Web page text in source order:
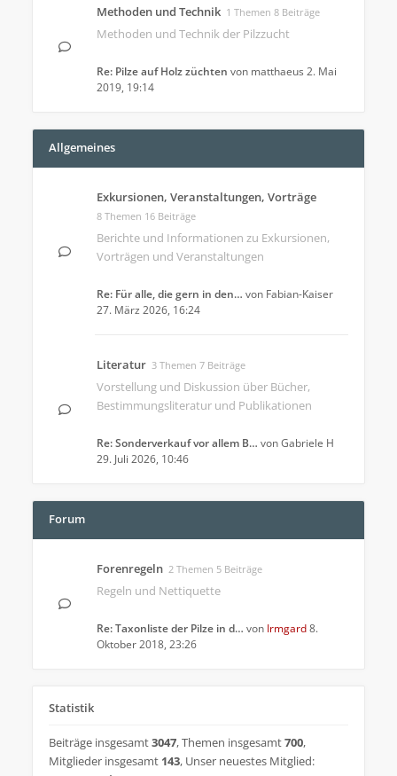
Methoden und Technik 1 Themen 8 Beiträge
Methoden und Technik der Pilzzucht
Re: Pilze auf Holz züchten von matthaeus 2. Mai
2019, 19:14
Allgemeines
Exkursionen, Veranstaltungen, Vorträge
8 Themen 16 Beiträge
Berichte und Informationen zu Exkursionen,
Vorträgen und Veranstaltungen
Re: Für alle, die gern in den… von Fabian-Kaiser
27. März 2026, 16:24
Literatur 3 Themen 7 Beiträge
Vorstellung und Diskussion über Bücher,
Bestimmungsliteratur und Publikationen
Re: Sonderverkauf vor allem B… vonGabriele H
29. Juli 2026, 10:46
Forum
Forenregeln 2 Themen 5 Beiträge
Regeln und Nettiquette
Re: Taxonliste der Pilze in d… von Irmgard8.
Oktober 2018, 23:26
Statistik
Beiträge insgesamt3047,Themen insgesamt700,
Mitglieder insgesamt 143, Unser neuestes Mitglied: